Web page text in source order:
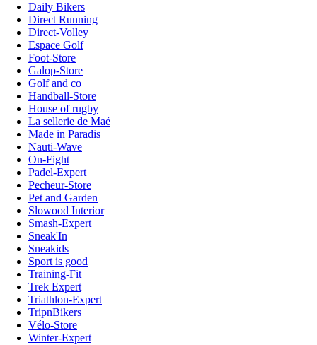
Daily Bikers
Direct Running
Direct-Volley
Espace Golf
Foot-Store
Galop-Store
Golf and co
Handball-Store
House of rugby
La sellerie de Maé
Made in Paradis
Nauti-Wave
On-Fight
Padel-Expert
Pecheur-Store
Pet and Garden
Slowood Interior
Smash-Expert
Sneak'In
Sneakids
Sport is good
Training-Fit
Trek Expert
Triathlon-Expert
TripnBikers
Vélo-Store
Winter-Expert